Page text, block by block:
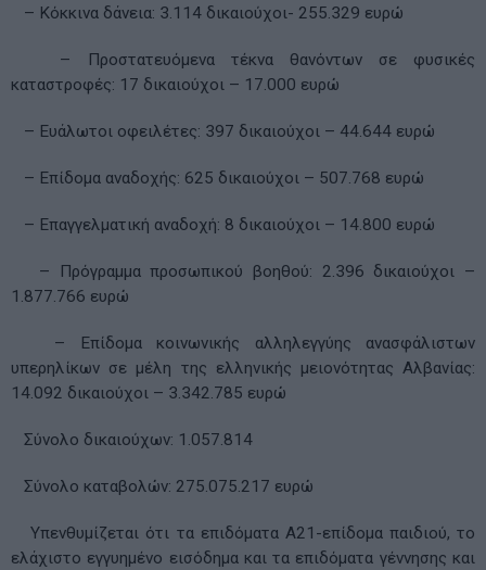
– Κόκκινα δάνεια: 3.114 δικαιούχοι- 255.329 ευρώ
– Προστατευόμενα τέκνα θανόντων σε φυσικές
καταστροφές: 17 δικαιούχοι – 17.000 ευρώ
– Ευάλωτοι οφειλέτες: 397 δικαιούχοι – 44.644 ευρώ
– Επίδομα αναδοχής: 625 δικαιούχοι – 507.768 ευρώ
– Επαγγελματική αναδοχή: 8 δικαιούχοι – 14.800 ευρώ
– Πρόγραμμα προσωπικού βοηθού: 2.396 δικαιούχοι –
1.877.766 ευρώ
– Επίδομα κοινωνικής αλληλεγγύης ανασφάλιστων
υπερηλίκων σε μέλη της ελληνικής μειονότητας Αλβανίας:
14.092 δικαιούχοι – 3.342.785 ευρώ
Σύνολο δικαιούχων: 1.057.814
Σύνολο καταβολών: 275.075.217 ευρώ
Υπενθυμίζεται ότι τα επιδόματα Α21-επίδομα παιδιού, το
ελάχιστο εγγυημένο εισόδημα και τα επιδόματα γέννησης και